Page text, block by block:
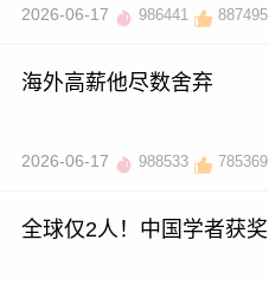
2026-06-17 986441 887495
海外高薪他尽数舍弃
2026-06-17 988533 785369
全球仅2人！中国学者获奖